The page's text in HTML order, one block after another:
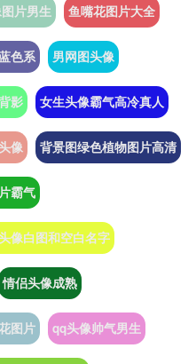
片男生 鱼嘴花图片大全
色系 男网图头像
影 女生头像霸气高冷真人
像 背景图绿色植物图片高清
霸气
像白图和空白名字
情侣头像成熟
图片 qq头像帅气男生